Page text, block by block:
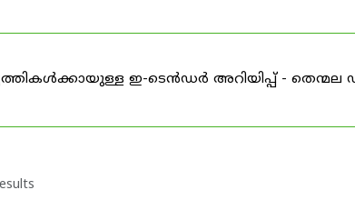
ഇ-ടെൻഡർ അറിയിപ്പ് - തെന്മല